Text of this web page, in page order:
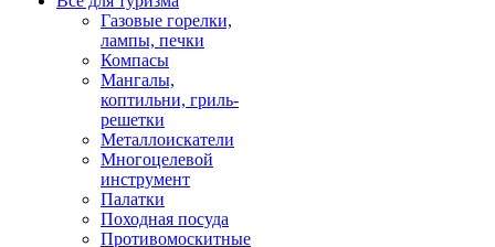
Газовые горелки,
лампы, печки
Компасы
Мангалы,
коптильни, гриль-
решетки
Металлоискатели
Многоцелевой
инструмент
Палатки
Походная посуда
Противомоскитные